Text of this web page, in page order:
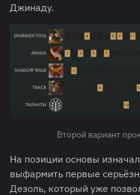
Джинаду.
Второй вариант
На позиции основы
выфармить первые
Дезоль, который уже